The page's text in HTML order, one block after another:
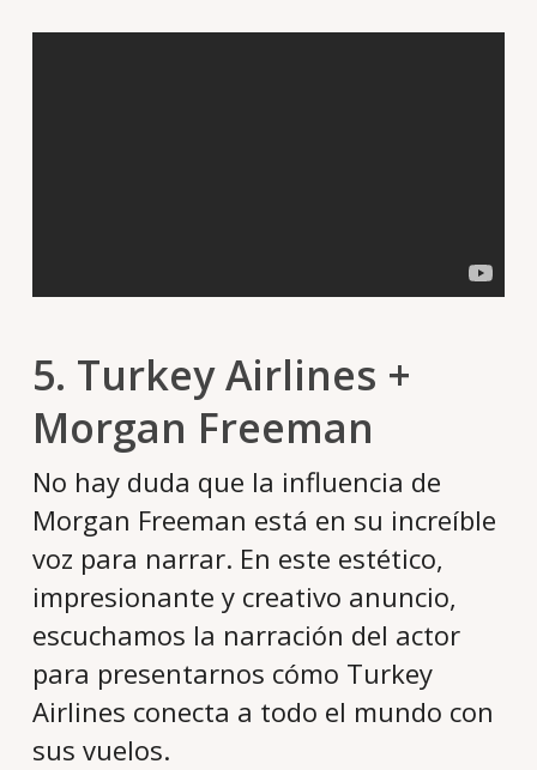
5. Turkey Airlines +
Morgan Freeman
No hay duda que la influencia de
Morgan Freeman está en su increíble
voz para narrar. En este estético,
impresionante y creativo anuncio,
escuchamos la narración del actor
para presentarnos cómo Turkey
Airlines conecta a todo el mundo con
sus vuelos.